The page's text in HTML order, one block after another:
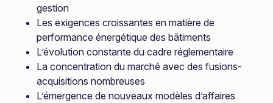
gestion
Les exigences croissantes en matière de
performance énergétique des bâtiments
L’évolution constante du cadre réglementaire
La concentration du marché avec des fusions-
acquisitions nombreuses
L’émergence de nouveaux modèles d’affaires